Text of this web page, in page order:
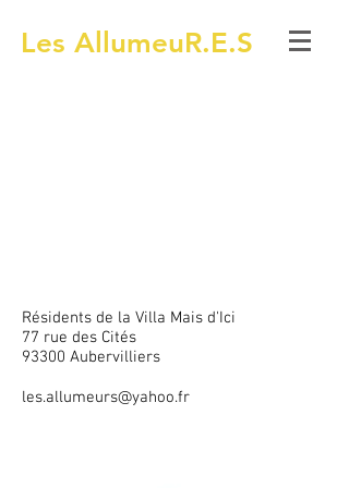
Les AllumeuR.E.S
Résidents de la Villa Mais d'Ici
77 rue des Cités
93300 Aubervilliers
les.allumeurs@yahoo.fr